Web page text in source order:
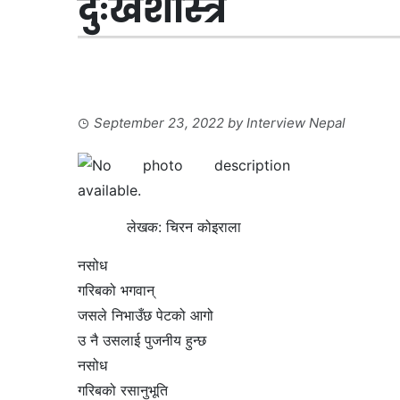
September 23, 2022 byInterview Nepal
लेखक: चिरन कोइराला
नसोध
गरिबको भगवान्
जसले निभाउँछ पेटको आगो
उ नै उसलाई पुजनीय हुन्छ
नसोध
गरिबको रसानुभूति